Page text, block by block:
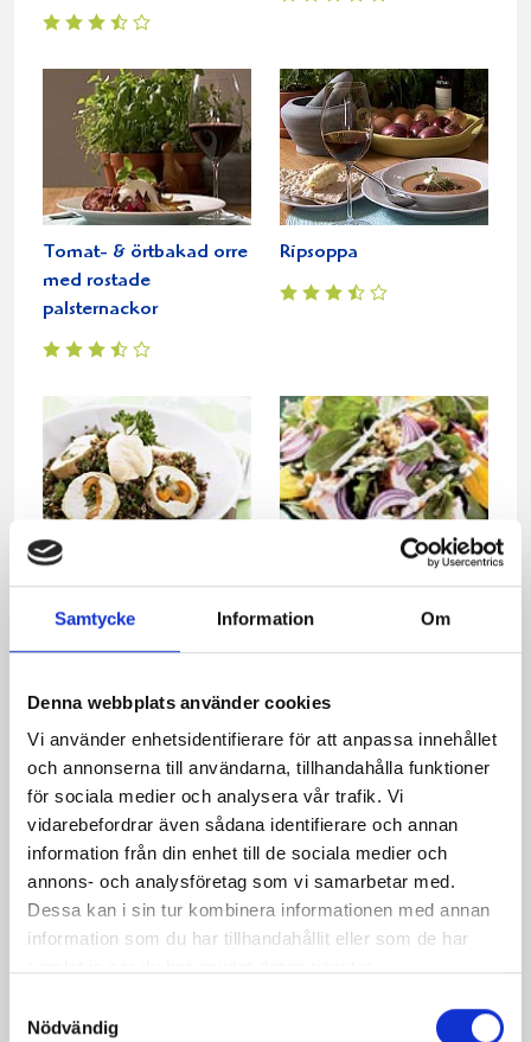
Samtycke Information Om
Denna webbplats använder cookies
Vi använder enhetsidentifierare för att anpassa innehållet
och annonserna till användarna, tillhandahålla funktioner
för sociala medier och analysera vår trafik. Vi
vidarebefordrar även sådana identifierare och annan
information från din enhet till de sociala medier och
annons- och analysföretag som vi samarbetar med.
Dessa kan i sin tur kombinera informationen med annan
information som du har tillhandahållit eller som de har
Nödvändig
Tomat- & örtbakad orre
med rostade
palsternackor
Ripsoppa
kyckling- och
med spenat och
Kryddig kycklingpanna Annicas kycklingpaj